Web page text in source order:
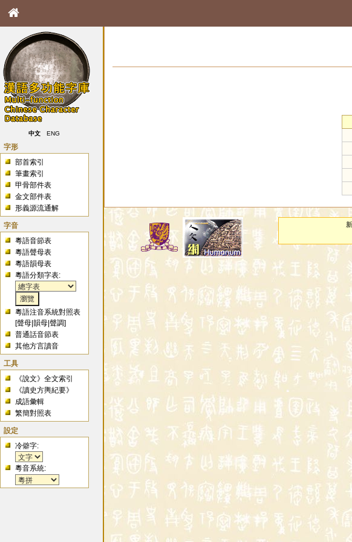
中文 ENG
字形
部首索引
筆畫索引
甲骨部件表
金文部件表
形義源流通解
字音
粵語音節表
粵語聲母表
粵語韻母表
粵語分類字表:
粵語注音系統對照表
[聲母 |韻母 |聲調]
普通話音節表
其他方言讀音
工具
《說文》全文索引
《讀史方輿紀要》
成語彙輯
繁簡對照表
設定
冷僻字:
粵音系統: